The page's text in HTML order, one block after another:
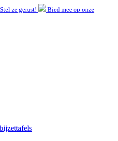
ze gerust!
Bied mee op onze